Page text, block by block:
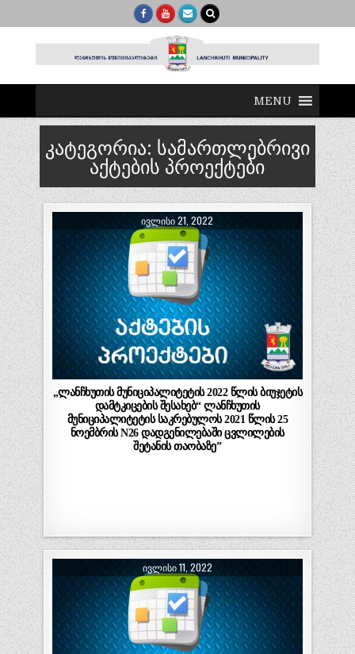
MENU
კატეგორია: სამართლებრივი
აქტების პროექტები
ᲘᲕᲚᲘᲡᲘ 21, 2022
„ლანჩხუთის მუნიციპალიტეტის 2022 წლის ბიუჯეტის
დამტკიცების შესახებ“ ლანჩხუთის
მუნიციპალიტეტის საკრებულოს 2021 წლის 25
ნოემბრის N26 დადგენილებაში ცვლილების
შეტანის თაობაზე”
ᲘᲕᲚᲘᲡᲘ 11, 2022